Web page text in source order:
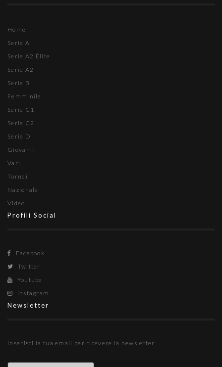
Home
Serie A
Serie A2 Élite
Serie A2
Serie B
Femminile
Serie C1
Serie C2
Serie D
Giovanili
Vari
Tornei
Nazionale
Video
Profili Social
Facebook
Twitter
Youtube
Instagram
Newsletter
Inserisci la tua email per ricevere la newsletter